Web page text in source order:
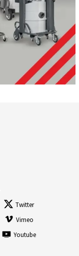
Twitter
Vimeo
Youtube